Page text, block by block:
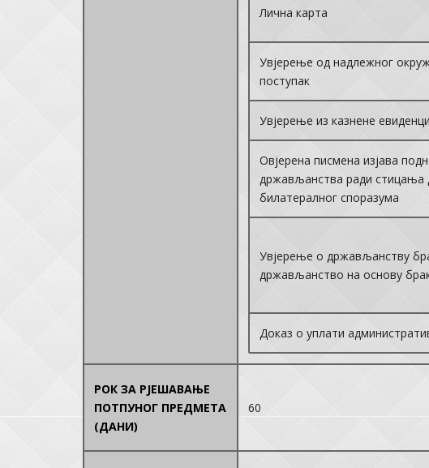
Лична карта
Увјерење од надлежног
поступак
Увјерење из казнене
Овјерена писмена изјава
држављанства ради
билатералног споразума
Увјерење о држављанству
држављанство на основу
Доказ о уплати
РОК ЗА РЈЕШАВАЊЕ
ПОТПУНОГ ПРЕДМЕТА
(ДАНИ)
60